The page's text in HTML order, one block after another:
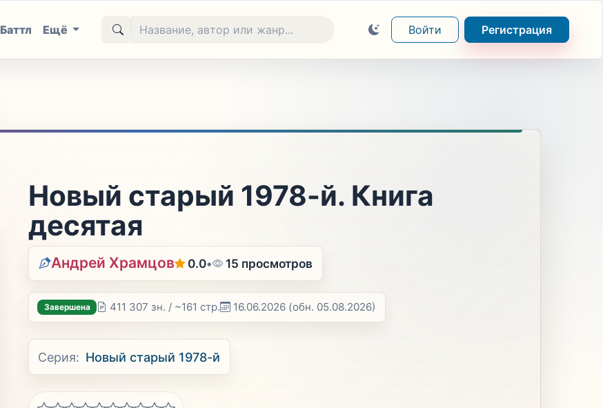
Баттл Ещё Войти Регистрация
Новый старый 1978-й. Книга
десятая
Андрей Храмцов 0.0• 15 просмотров
Завершена 411 307 зн. / ~161 стр. 16.06.2026 (обн. 05.08.2026)
Серия: Новый старый 1978-й